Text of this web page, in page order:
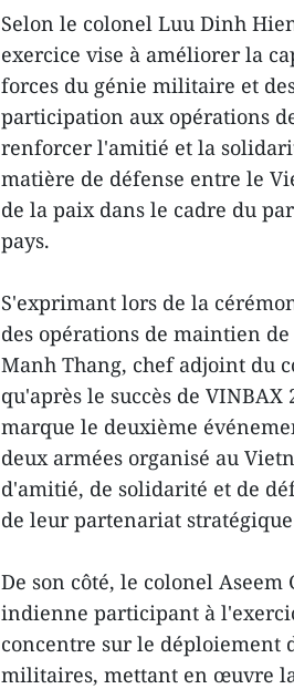
Selon le colonel Luu Dinh
exercice vise à améliorer la
forces du génie militaire et
participation aux opérations
renforcer l'amitié et la
matière de défense entre le
de la paix dans le cadre du
pays.
S'exprimant lors de la
des opérations de maintien
Manh Thang, chef adjoint du
qu'après le succès de
marque le deuxième
deux armées organisé au
d'amitié, de solidarité et de
de leur partenariat
De son côté, le colonel
indienne participant à
concentre sur le déploiement
militaires, mettant en œuvre